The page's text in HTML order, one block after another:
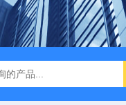
Mavic 3T大疆热红外相